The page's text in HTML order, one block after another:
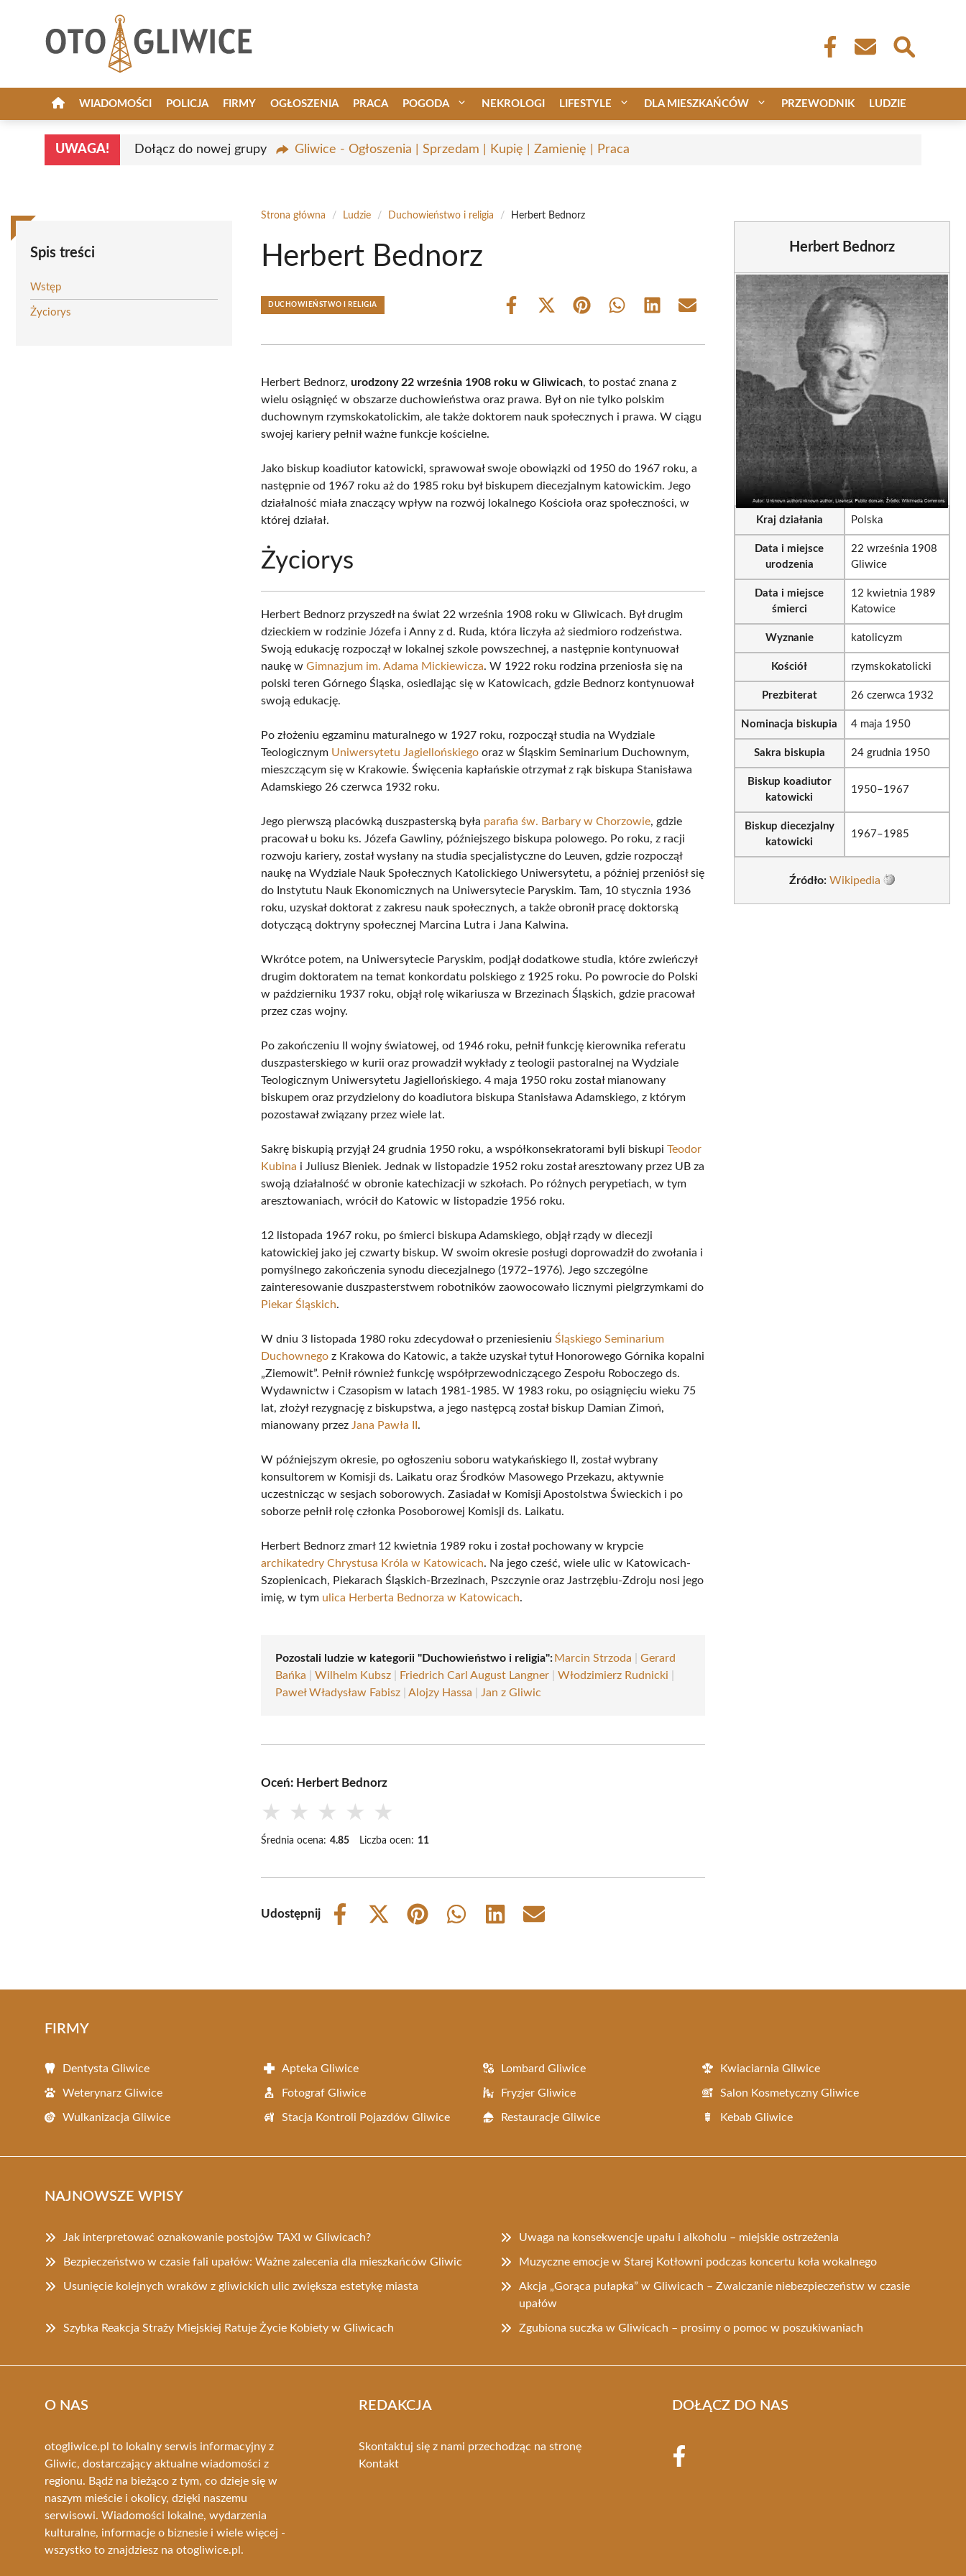
WIADOMOŚCI POLICJA FIRMY OGŁOSZENIA PRACA POGODA NEKROLOGI LIFESTYLE DLA MIESZKAŃCÓW PRZEWODNIK LUDZIE
UWAGA! Dołącz do nowej grupy Gliwice - Ogłoszenia | Sprzedam | Kupię | Zamienię | Praca
Spis treści
Wstęp
Życiorys
Strona główna / Ludzie / Duchowieństwo i religia / Herbert Bednorz
Herbert Bednorz
DUCHOWIEŃSTWO I RELIGIA
Share
Share
(Twitter)
Share Share Share Share
Herbert Bednorz,urodzony 22 września 1908 roku w Gliwicach, to postać znana z
wielu osiągnięć w obszarze duchowieństwa oraz prawa. Był on nie tylko polskim
duchownym rzymskokatolickim, ale także doktorem nauk społecznych i prawa. W ciągu
swojej kariery pełnił ważne funkcje kościelne.
Jako biskup koadiutor katowicki, sprawował swoje obowiązki od 1950 do 1967 roku, a
następnie od 1967 roku aż do 1985 roku był biskupem diecezjalnym katowickim. Jego
działalność miała znaczący wpływ na rozwój lokalnego Kościoła oraz społeczności, w
której działał.
Życiorys
Herbert Bednorz przyszedł na świat 22 września 1908 roku w Gliwicach. Był drugim
dzieckiem w rodzinie Józefa i Anny z d. Ruda, która liczyła aż siedmioro rodzeństwa.
Swoją edukację rozpoczął w lokalnej szkole powszechnej, a następnie kontynuował
naukę wGimnazjum im. Adama Mickiewicza. W 1922 roku rodzina przeniosła się na
polski teren Górnego Śląska, osiedlając się w Katowicach, gdzie Bednorz kontynuował
swoją edukację.
Po złożeniu egzaminu maturalnego w 1927 roku, rozpoczął studia na Wydziale
Teologicznym Uniwersytetu Jagiellońskiego oraz w Śląskim Seminarium Duchownym,
mieszczącym się w Krakowie. Święcenia kapłańskie otrzymał z rąk biskupa Stanisława
Adamskiego 26 czerwca 1932 roku.
Jego pierwszą placówką duszpasterską była parafia św. Barbary w Chorzowie, gdzie
pracował u boku ks. Józefa Gawliny, późniejszego biskupa polowego. Po roku, z racji
rozwoju kariery, został wysłany na studia specjalistyczne do Leuven, gdzie rozpoczął
naukę na Wydziale Nauk Społecznych Katolickiego Uniwersytetu, a później przeniósł się
do Instytutu Nauk Ekonomicznych na Uniwersytecie Paryskim. Tam, 10 stycznia 1936
roku, uzyskał doktorat z zakresu nauk społecznych, a także obronił pracę doktorską
dotyczącą doktryny społecznej Marcina Lutra i Jana Kalwina.
Wkrótce potem, na Uniwersytecie Paryskim, podjął dodatkowe studia, które zwieńczył
drugim doktoratem na temat konkordatu polskiego z 1925 roku. Po powrocie do Polski
w październiku 1937 roku, objął rolę wikariusza w Brzezinach Śląskich, gdzie pracował
przez czas wojny.
Po zakończeniu II wojny światowej, od 1946 roku, pełnił funkcję kierownika referatu
duszpasterskiego w kurii oraz prowadził wykłady z teologii pastoralnej na Wydziale
Teologicznym Uniwersytetu Jagiellońskiego. 4 maja 1950 roku został mianowany
biskupem oraz przydzielony do koadiutora biskupa Stanisława Adamskiego, z którym
pozostawał związany przez wiele lat.
Sakrę biskupią przyjął 24 grudnia 1950 roku, a współkonsekratorami byli biskupiTeodor
Kubina i Juliusz Bieniek. Jednak w listopadzie 1952 roku został aresztowany przez UB za
swoją działalność w obronie katechizacji w szkołach. Po różnych perypetiach, w tym
aresztowaniach, wrócił do Katowic w listopadzie 1956 roku.
12 listopada 1967 roku, po śmierci biskupa Adamskiego, objął rządy w diecezji
katowickiej jako jej czwarty biskup. W swoim okresie posługi doprowadził do zwołania i
pomyślnego zakończenia synodu diecezjalnego (1972–1976). Jego szczególne
zainteresowanie duszpasterstwem robotników zaowocowało licznymi pielgrzymkami do
Piekar Śląskich.
W dniu 3 listopada 1980 roku zdecydował o przeniesieniuŚląskiego Seminarium
Duchownego z Krakowa do Katowic, a także uzyskał tytuł Honorowego Górnika kopalni
„Ziemowit”. Pełnił również funkcję współprzewodniczącego Zespołu Roboczego ds.
Wydawnictw i Czasopism w latach 1981-1985. W 1983 roku, po osiągnięciu wieku 75
lat, złożył rezygnację z biskupstwa, a jego następcą został biskup Damian Zimoń,
mianowany przez Jana Pawła II.
W późniejszym okresie, po ogłoszeniu soboru watykańskiego II, został wybrany
konsultorem w Komisji ds. Laikatu oraz Środków Masowego Przekazu, aktywnie
uczestnicząc w sesjach soborowych. Zasiadał w Komisji Apostolstwa Świeckich i po
soborze pełnił rolę członka Posoborowej Komisji ds. Laikatu.
Herbert Bednorz zmarł 12 kwietnia 1989 roku i został pochowany w krypcie
archikatedry Chrystusa Króla w Katowicach. Na jego cześć, wiele ulic w Katowicach-
Szopienicach, Piekarach Śląskich-Brzezinach, Pszczynie oraz Jastrzębiu-Zdroju nosi jego
imię, w tym ulica Herberta Bednorza w Katowicach.
Pozostali ludzie w kategorii "Duchowieństwo i religia":Marcin Strzoda |Gerard
Bańka |Wilhelm Kubsz Friedrich Carl August Langner |Włodzimierz Rudnicki
Paweł Władysław Fabisz |Alojzy Hassa Jan z Gliwic
Oceń: Herbert Bednorz
★ ★ ★ ★ ★
Średnia ocena: 4.85 Liczba ocen: 11
Udostępnij
Share
Share
Share
Share
Share
Share
Herbert Bednorz
Kraj działania Polska
Data i miejsce
urodzenia
22 września 1908
Gliwice
Data i miejsce
śmierci
12 kwietnia 1989
Katowice
Wyznanie katolicyzm
Kościół rzymskokatolicki
Prezbiterat 26 czerwca 1932
Nominacja biskupia 4 maja 1950
Sakra biskupia 24 grudnia 1950
Biskup koadiutor
katowicki
1950–1967
Biskup diecezjalny
katowicki
1967–1985
Źródło: Wikipedia
FIRMY
Dentysta Gliwice Apteka Gliwice Lombard Gliwice Kwiaciarnia Gliwice
Weterynarz Gliwice Fotograf Gliwice Fryzjer Gliwice Salon Kosmetyczny Gliwice
Wulkanizacja Gliwice Stacja Kontroli Pojazdów Gliwice Restauracje Gliwice Kebab Gliwice
NAJNOWSZE WPISY
Jak interpretować oznakowanie postojów TAXI w Gliwicach? Uwaga na konsekwencje upału i alkoholu – miejskie ostrzeżenia
Bezpieczeństwo w czasie fali upałów: Ważne zalecenia dla mieszkańców Gliwic Muzyczne emocje w Starej Kotłowni podczas koncertu koła wokalnego
Usunięcie kolejnych wraków z gliwickich ulic zwiększa estetykę miasta
Akcja „Gorąca pułapka” w Gliwicach – Zwalczanie niebezpieczeństw w czasie
upałów
Szybka Reakcja Straży Miejskiej Ratuje Życie Kobiety w Gliwicach Zgubiona suczka w Gliwicach – prosimy o pomoc w poszukiwaniach
O NAS
otogliwice.pl to lokalny serwis informacyjny z
Gliwic, dostarczający aktualne wiadomości z
regionu. Bądź na bieżąco z tym, co dzieje się w
naszym mieście i okolicy, dzięki naszemu
serwisowi. Wiadomości lokalne, wydarzenia
kulturalne, informacje o biznesie i wiele więcej -
wszystko to znajdziesz na otogliwice.pl.
REDAKCJA
Skontaktuj się z nami przechodząc na stronę
Kontakt
DOŁĄCZ DO NAS